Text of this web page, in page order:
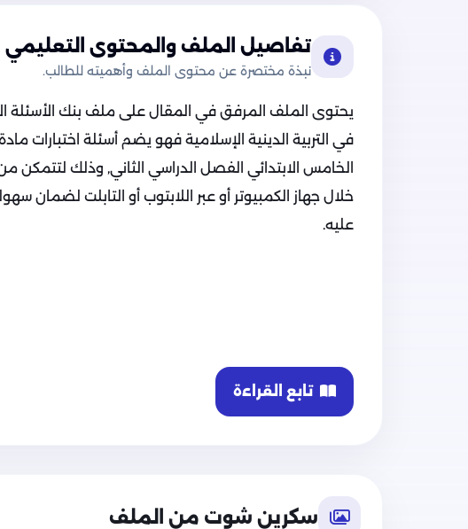
تفاصيل الملف والمحتوى التعليمي
نبذة مختصرة عن محتوى الملف وأهميته للطالب.
يحتوى الملف المرفق في المقال على ملف بنك الأسئلة
في التربية الدينية الإسلامية فهو يضم أسئلة اختبارات
الخامس الابتدائي الفصل الدراسي الثاني, وذلك لتتمكن
خلال جهاز الكمبيوتر أو عبر اللابتوب أو التابلت لضمان
عليه.
تابع القراءة
سكرين شوت من الملف